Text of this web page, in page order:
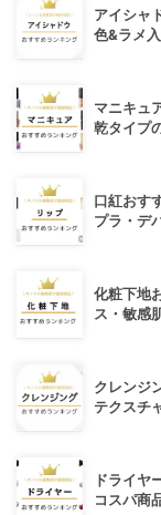
アイシャ
色&ラメ
マニキュ
乾タイプ
口紅おす
プラ・デ
化粧下地
ス・敏感
クレンジ
テクスチ
ドライヤ
コスパ商